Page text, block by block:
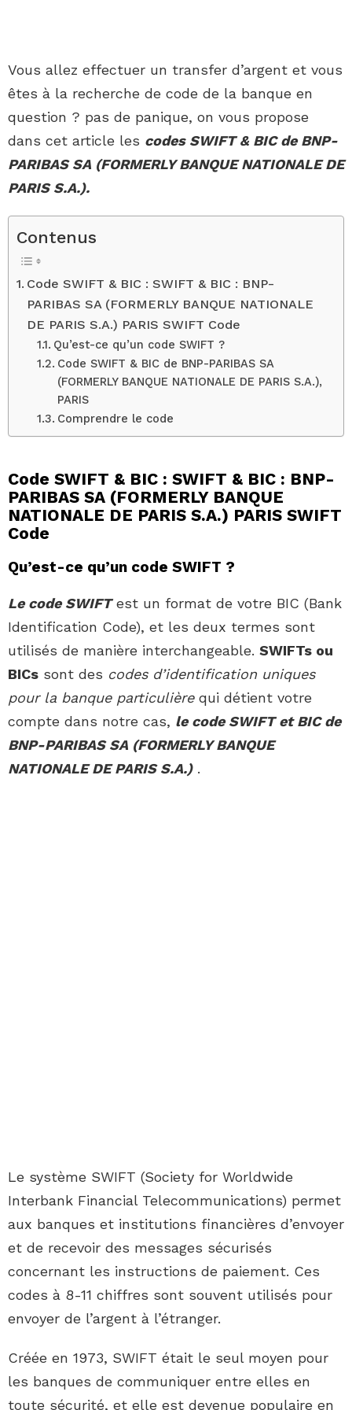
Vous allez effectuer un transfer d’argent et vous
êtes à la recherche de code de la banque en
question ? pas de panique, on vous propose
dans cet article les codes SWIFT & BIC de BNP-
PARIBAS SA (FORMERLY BANQUE NATIONALE DE
PARIS S.A.).
Contenus
Code SWIFT & BIC : SWIFT & BIC : BNP-
PARIBAS SA (FORMERLY BANQUE NATIONALE
DE PARIS S.A.) PARIS SWIFT Code
Qu’est-ce qu’un code SWIFT ?
Code SWIFT & BIC de BNP-PARIBAS SA
(FORMERLY BANQUE NATIONALE DE PARIS S.A.),
PARIS
Comprendre le code
Code SWIFT & BIC : SWIFT & BIC : BNP-
PARIBAS SA (FORMERLY BANQUE
NATIONALE DE PARIS S.A.) PARIS SWIFT
Code
Qu’est-ce qu’un code SWIFT ?
Le code SWIFTest un format de votre BIC (Bank
Identification Code), et les deux termes sont
utilisés de manière interchangeable. SWIFTs ou
BICs sont des codes d’identification uniques
pour la banque particulière qui détient votre
compte dans notre cas, le code SWIFT et BIC de
BNP-PARIBAS SA (FORMERLY BANQUE
NATIONALE DE PARIS S.A.).
Le système SWIFT (Society for Worldwide
Interbank Financial Telecommunications) permet
aux banques et institutions financières d’envoyer
et de recevoir des messages sécurisés
concernant les instructions de paiement. Ces
codes à 8-11 chiffres sont souvent utilisés pour
envoyer de l’argent à l’étranger.
Créée en 1973, SWIFT était le seul moyen pour
les banques de communiquer entre elles en
toute sécurité, et elle est devenue populaire en